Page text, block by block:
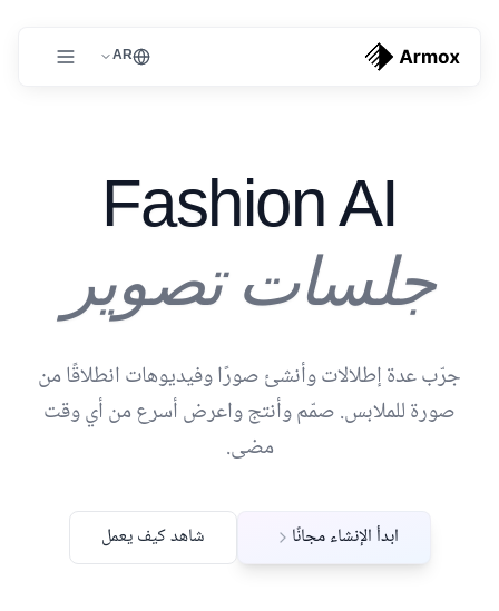
AR
Fashion AI
جلسات تصوير
جرّب عدة إطلالات وأنشئ صورًا وفيديوهات انطلاقًا من
صورة للملابس. صمّم وأنتج واعرض أسرع من أي وقت
مضى.
ابدأ الإنشاء مجانًا شاهد كيف يعمل